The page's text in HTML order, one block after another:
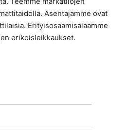
Asentajamme ovat
Erityisosaamisalaamme
erikoisleikkaukset.